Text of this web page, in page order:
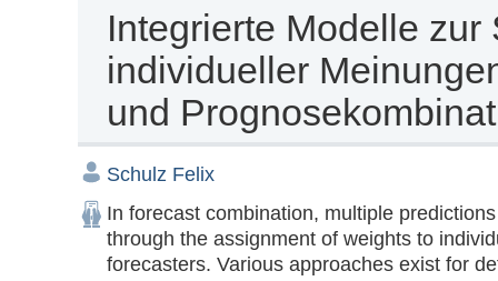
Integrierte Modelle
individueller
und
Schulz Felix
In forecast combination, multiple
through the assignment of weights to
forecasters. Various approaches exist for